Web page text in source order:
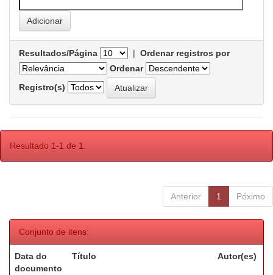
Resultados/Página | Ordenar registros por
Ordenar
Registro(s)
Resultado 1-1 de 1.
Anterior 1 Póximo
Conjunto de itens:
Data do
documento
Título Autor(es)